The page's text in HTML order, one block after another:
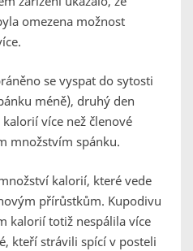
omezena možnost
se vyspat do sytosti
méně), druhý den
více než členové
množstvím spánku.
kalorií, které vede
přírůstkům. Kupodivu
kalorií totiž nespálila více
kteří strávili spící v posteli